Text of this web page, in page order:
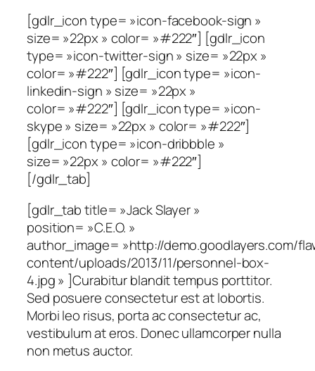
[gdlr_icon type= »icon-facebook-sign »
size= »22px » color= »#222″] [gdlr_icon
type= »icon-twitter-sign » size= »22px »
color= »#222″] [gdlr_icon type= »icon-
linkedin-sign » size= »22px »
color= »#222″] [gdlr_icon type= »icon-
skype » size= »22px » color= »#222″]
[gdlr_icon type= »icon-dribbble »
size= »22px » color= »#222″]
[/gdlr_tab]
[gdlr_tab title= »Jack Slayer »
position= »C.E.O. »
author_image= »http://demo.goodlayers.com/
content/uploads/2013/11/personnel-box-
4.jpg » ]Curabitur blandit tempus porttitor.
Sed posuere consectetur est at lobortis.
Morbi leo risus, porta ac consectetur ac,
vestibulum at eros. Donec ullamcorper nulla
non metus auctor.